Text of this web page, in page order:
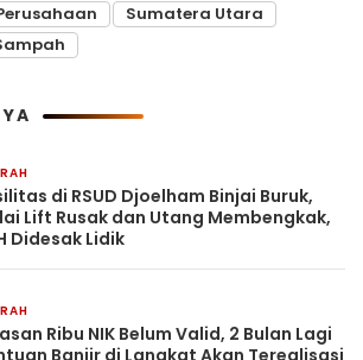
Sumatera Utara
di RSUD Djoelham Binjai Buruk,
Lift Rusak dan Utang Membengkak,
Didesak Lidik
Ribu NIK Belum Valid, 2 Bulan Lagi
Banjir di Langkat Akan Terealisasi